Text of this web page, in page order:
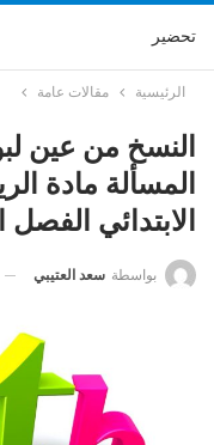
تحضير
الرئيسية مقالات عامة
النسخ من عين
المسألة مادة
الابتدائي الفصل
بواسطة سعد العتيبي